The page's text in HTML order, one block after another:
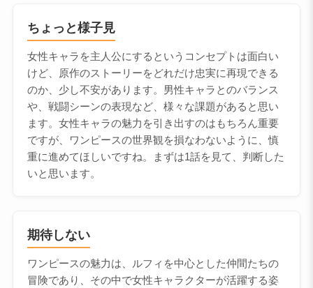
ちょっと様子見
女性キャラを主人公にするというコンセプトは面白い
けど、原作のストーリーをどれだけ忠実に再現できる
のか、少し不安があります。男性キャラとのバランス
や、戦闘シーンの表現など、様々な課題があると思い
ます。女性キャラの魅力を引き出すのはもちろん重要
ですが、ワンピースの世界観を損なわないように、慎
重に進めてほしいですね。まずは1話を見て、判断した
いと思います。
期待しない
ワンピースの魅力は、ルフィを中心とした仲間たちの
冒険であり、その中で女性キャラクターが活躍する姿